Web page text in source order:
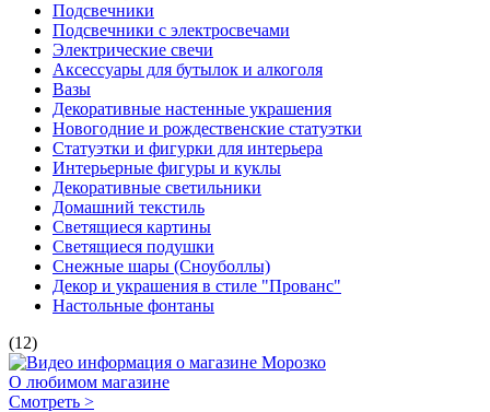
Подсвечники
Подсвечники с электросвечами
Электрические свечи
Аксессуары для бутылок и алкоголя
Вазы
Декоративные настенные украшения
Новогодние и рождественские статуэтки
Статуэтки и фигурки для интерьера
Интерьерные фигуры и куклы
Декоративные светильники
Домашний текстиль
Светящиеся картины
Светящиеся подушки
Снежные шары (Сноуболлы)
Декор и украшения в стиле "Прованс"
Настольные фонтаны
(12)
О любимом магазине
Смотреть >